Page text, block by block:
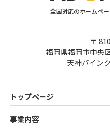
全国対応のホームペ
〒
福岡県福岡市中央
天神パイン
トップページ
事業内容